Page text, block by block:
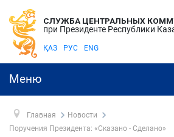
СЛУЖБА ЦЕНТРАЛЬНЫХ
при Президенте Республики
ҚАЗ РУС ENG
Меню
Главная
Новости
Поручения Президента: «Сказано - Сделано»